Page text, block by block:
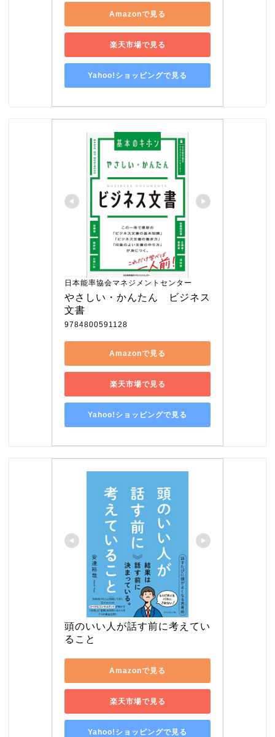
Amazonで見る
楽天市場で見る
Yahoo!ショッピングで見る
日本能率協会マネジメントセンター
やさしい・かんたん　ビジネス
文書
9784800591128
Amazonで見る
楽天市場で見る
Yahoo!ショッピングで見る
頭のいい人が話す前に考えてい
ること
Amazonで見る
楽天市場で見る
Yahoo!ショッピングで見る